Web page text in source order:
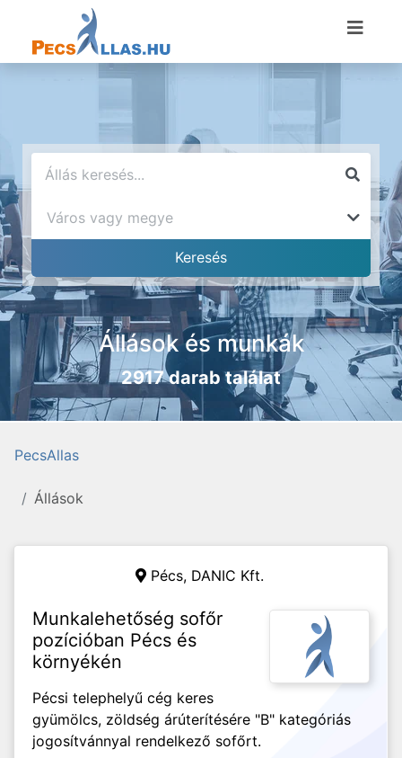
Állások és munkák
2917 darab találat
PecsAllas
Állások
Pécs, DANIC Kft.
Munkalehetőség sofőr
pozícióban Pécs és
környékén
Pécsi telephelyű cég keres
gyümölcs, zöldség árúterítésére "B" kategóriás
jogosítvánnyal rendelkező sofőrt.